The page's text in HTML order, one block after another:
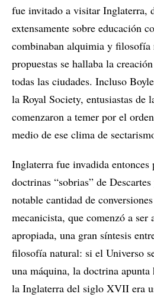
fue invitado a visitar Inglaterra,
extensamente sobre educación
combinaban alquimia y filosofía
propuestas se hallaba la
todas las ciudades. Incluso
la Royal Society, entusiastas de
comenzaron a temer por el
medio de ese clima de
Inglaterra fue invadida entonces
doctrinas “sobrias” de
notable cantidad de
mecanicista, que comenzó a ser
apropiada, una gran síntesis
filosofía natural: si el Universo
una máquina, la doctrina apunta
la Inglaterra del siglo XVII era